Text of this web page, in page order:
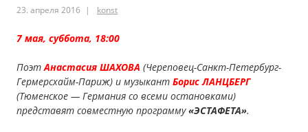
23. апреля 2016 konst
7 мая, суббота, 18:00
ПоэтАнастасия ШАХОВА (Череповец-Санкт-Петербург-
Гермерсхайм-Париж) и музыкант Борис ЛАНЦБЕРГ
(Тюменское — Германия со всеми остановками)
представят совместную программу«ЭСТАФЕТА».